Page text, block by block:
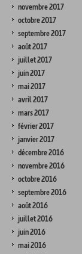
novembre 2017
octobre 2017
septembre 2017
août 2017
juillet 2017
juin 2017
mai 2017
avril 2017
mars 2017
février 2017
janvier 2017
décembre 2016
novembre 2016
octobre 2016
septembre 2016
août 2016
juillet 2016
juin 2016
mai 2016